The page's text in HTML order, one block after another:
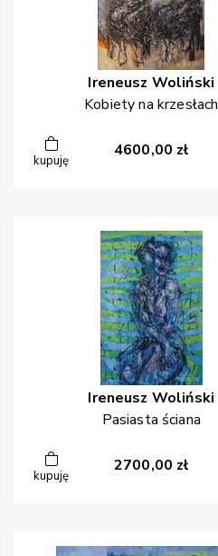
Ireneusz Woliński
Kobiety na krzesłach
kupuję
4600,00 zł
Ireneusz Woliński
Pasiasta ściana
kupuję
2700,00 zł